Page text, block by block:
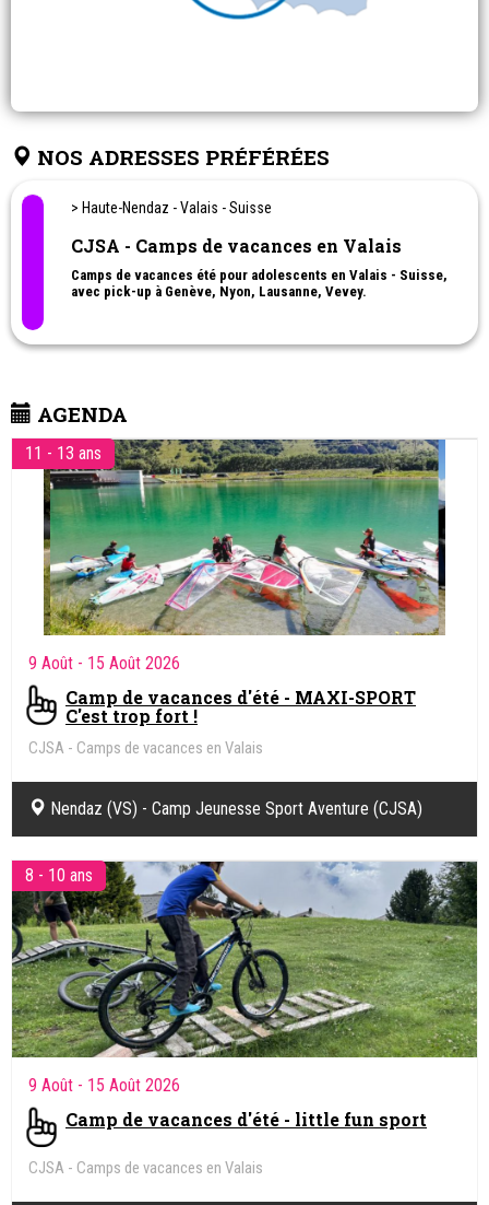
NOS ADRESSES PRÉFÉRÉES
> Haute-Nendaz - Valais - Suisse
CJSA - Camps de vacances en Valais
Camps de vacances été pour adolescents en Valais - Suisse,
avec pick-up à Genève, Nyon, Lausanne, Vevey.
- Multisports & Cinéma (13-17 ans)
- Aquafun (13-17 ans)
Camp de vacances d'été multisports enfants (dès 9 ans) et
adolescents
- Mini-Sport (8-10 ans)
- Langues & Sports (9 - 17 ans)
- Langues & Tennis (9 -17 ans)
- Langues & cinéma (13-17 ans)
- Tennis et Multisports (9 -17 ans)
- Cap montagne (10 - 13 ans)
- Tennis & Multisports (9 - 17 ans)
- Maxi-sport (11-13 ans)
- Energy Camp (14-17 ans)
- Padel, Tennis et Multisports (11 - 17 ans)
AGENDA
11 - 13 ans
9 Août - 15 Août 2026
Camp de vacances d'été - MAXI-SPORT
C'est trop fort !
CJSA - Camps de vacances en Valais
Nendaz (VS) - Camp Jeunesse Sport Aventure (CJSA)
8 - 10 ans
9 Août - 15 Août 2026
Camp de vacances d'été - little fun sport
CJSA - Camps de vacances en Valais